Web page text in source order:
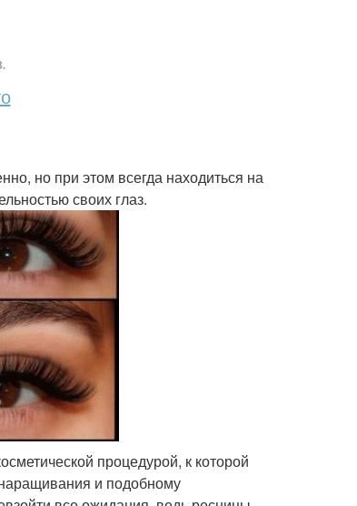
но при этом всегда находиться на
своих глаз.
процедурой, к которой
и подобному